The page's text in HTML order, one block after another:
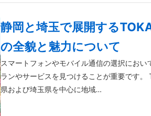
静岡と埼玉で展開する
の全貌と魅力について
スマートフォンやモバイル通信の選択にお
ランやサービスを見つけることが重要です
県および埼玉県を中心に地域...